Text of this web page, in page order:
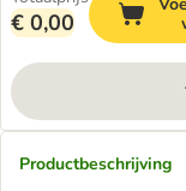
€ 0,00
Productbeschrijving